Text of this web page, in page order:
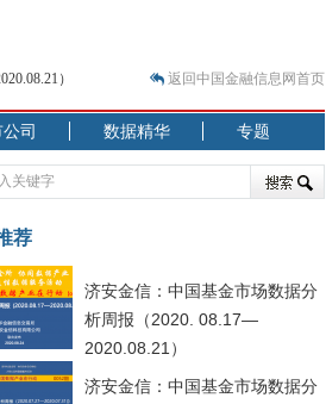
）
）
构性失衡藏
返回中国金融信息网首页
公司 数据精华 专题
荐
济安金信：中国基金市场数据分
析周报（2020. 08.17—
2020.08.21）
济安金信：中国基金市场数据分